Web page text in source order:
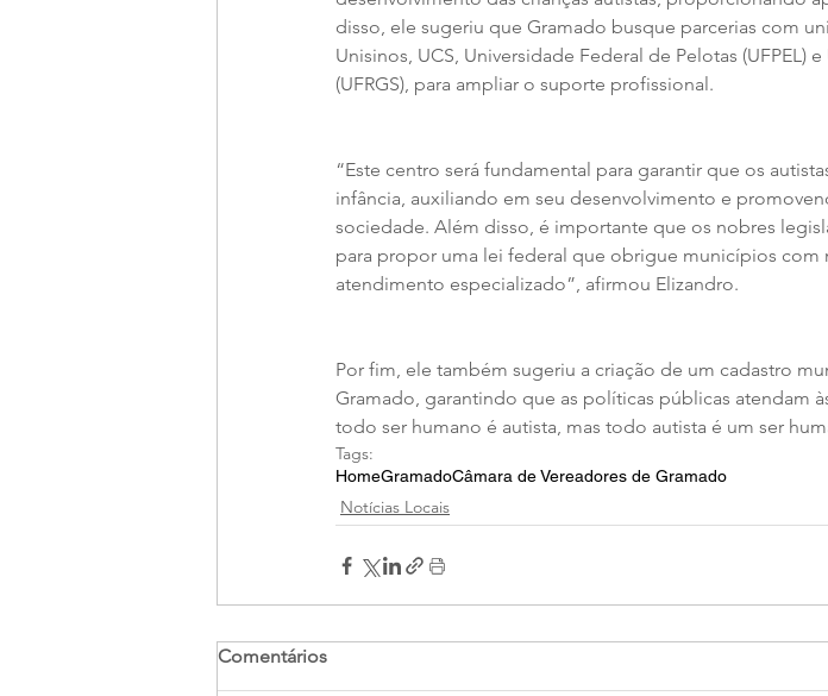
disso, ele sugeriu que Gramado busque parcerias com
Unisinos, UCS, Universidade Federal de Pelotas (UFPEL)
(UFRGS), para ampliar o suporte profissional.
“Este centro será fundamental para garantir que os
infância, auxiliando em seu desenvolvimento e
sociedade. Além disso, é importante que os nobres
para propor uma lei federal que obrigue municípios com
atendimento especializado”, afirmou Elizandro.
Por fim, ele também sugeriu a criação de um cadastro
Gramado, garantindo que as políticas públicas atendam
todo ser humano é autista, mas todo autista é um ser
Tags:
HomeGramadoCâmara de Vereadores de Gramado
Notícias Locais
Comentários